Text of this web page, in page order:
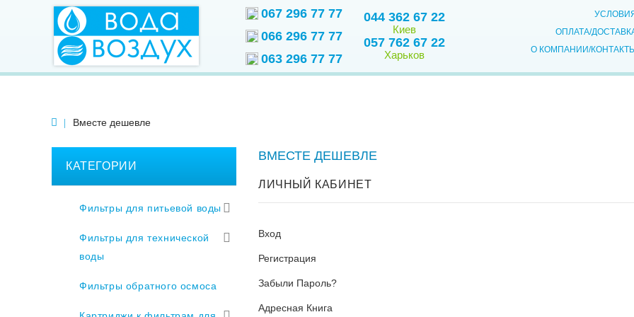
О КОМПАНИИ/КОНТАКТЫ
ОПЛАТА/
067 296 77 77
066 296 77 77
063 296 77 77
044 362 67 22
Киев
057 762 67 22
Харьков
Вместе дешевле
КАТЕГОРИИ
Фильтры для питьевой воды
Фильтры для технической
воды
Фильтры обратного осмоса
ВМЕСТЕ ДЕШЕВЛЕ
ЛИЧНЫЙ КАБИНЕТ
Вход
Регистрация
Забыли Пароль?
Адресная Книга